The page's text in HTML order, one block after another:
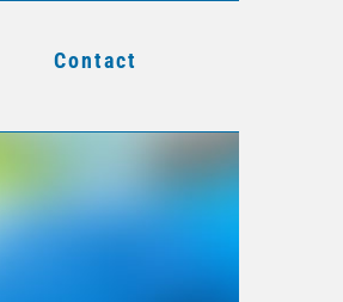
Contact